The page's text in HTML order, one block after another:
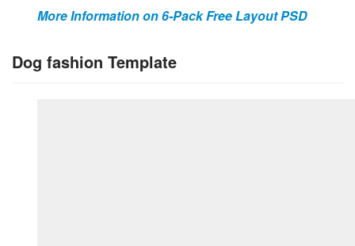
More Information on 6-Pack Free Layout PSD
Dog fashion Template